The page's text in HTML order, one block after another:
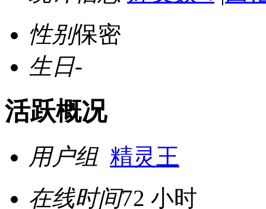
性别保密
生日-
活跃概况
用户组 精灵王
在线时间72 小时